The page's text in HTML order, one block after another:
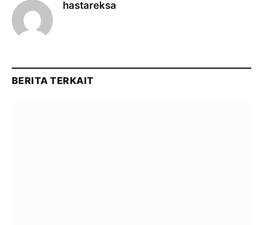
hastareksa
BERITA TERKAIT